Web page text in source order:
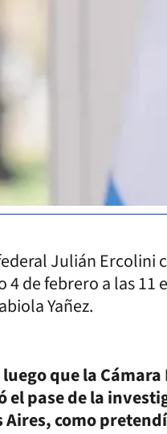
Julián Ercolini
4 de febrero a las 11
Yañez.
luego que la
el pase de la
Aires, como